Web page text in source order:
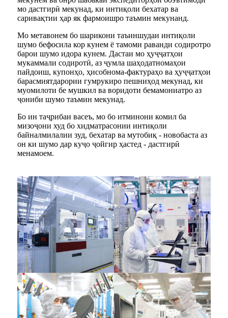
мо дастгирӣ мекунад, ки интиқоли бехатар ва
саривақтии ҳар як фармоишро таъмин мекунанд.
Мо метавонем бо шарикони таъиншудаи интиқоли
шумо бефосила кор кунем ё тамоми раванди содиротро
барои шумо идора кунем. Дастаи мо ҳуҷҷатҳои
мукаммали содиротӣ, аз ҷумла шаҳодатномаҳои
пайдоиш, купонҳо, ҳисобнома-фактураҳо ва ҳуҷҷатҳои
барасмиятдарории гумрукиро пешниҳод мекунад, ки
муомилоти бе мушкил ва воридоти бемамониатро аз
ҷониби шумо таъмин мекунад.
Бо ин таҷрибаи васеъ, мо бо итминони комил ба
мизоҷони худ бо хидматрасонии интиқоли
байналмилалии зуд, бехатар ва мутобиқ - новобаста аз
он ки шумо дар куҷо ҷойгир ҳастед - дастгирӣ
менамоем.